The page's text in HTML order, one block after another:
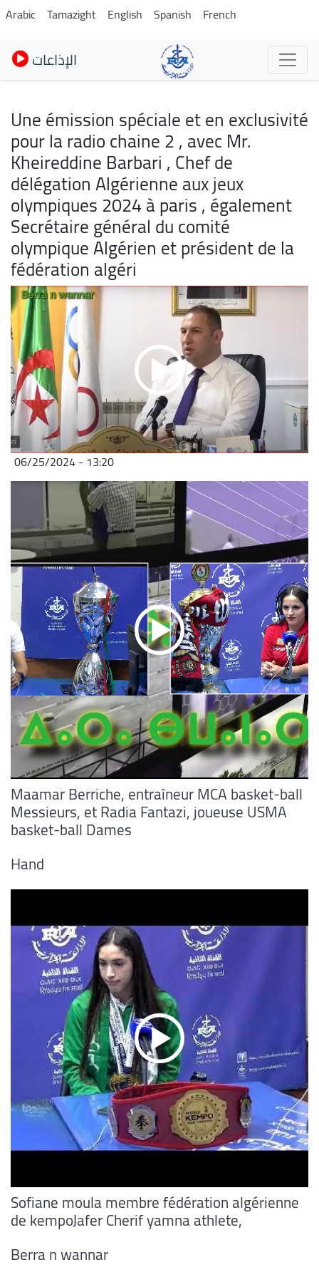
Skip
to
main
content
Arabic Tamazight English Spanish French
الإذاعات
Une émission spéciale et en exclusivité
pour la radio chaine 2 , avec Mr.
Kheireddine Barbari , Chef de
délégation Algérienne aux jeux
olympiques 2024 à paris , également
Secrétaire général du comité
olympique Algérien et président de la
fédération algéri
06/25/2024 - 13:20
Maamar Berriche, entraîneur MCA basket-ball
Messieurs, et Radia Fantazi, joueuse USMA
basket-ball Dames
Hand
Sofiane moula membre fédération algérienne
de kempoJafer Cherif yamna athlete,
Berra n wannar